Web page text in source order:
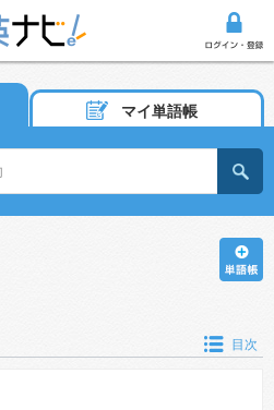
マイ単語帳
目次